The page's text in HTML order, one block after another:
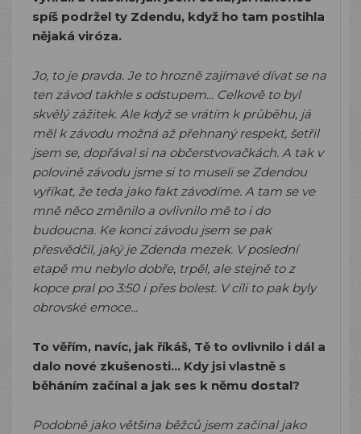
spíš podržel ty Zdendu, když ho tam postihla
nějaká viróza.
Jo, to je pravda. Je to hrozně zajímavé dívat se na
ten závod takhle s odstupem... Celkově to byl
skvělý zážitek. Ale když se vrátím k průběhu, já
měl k závodu možná až přehnaný respekt, šetřil
jsem se, dopřával si na občerstvovačkách. A tak v
polovině závodu jsme si to museli se Zdendou
vyříkat, že teda jako fakt závodíme. A tam se ve
mně něco změnilo a ovlivnilo mě to i do
budoucna. Ke konci závodu jsem se pak
přesvědčil, jaký je Zdenda mezek. V poslední
etapě mu nebylo dobře, trpěl, ale stejně to z
kopce pral po 3:50 i přes bolest. V cíli to pak byly
obrovské emoce...
To věřím, navíc, jak říkáš, Tě to ovlivnilo i dál a
dalo nové zkušenosti… Kdy jsi vlastně s
běháním začínal a jak ses k němu dostal?
Podobně jako většina běžců jsem začínal jako